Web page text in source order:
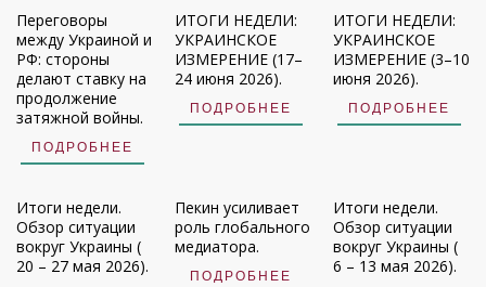
Переговоры
между Украиной и
РФ: стороны
делают ставку на
продолжение
затяжной войны.
ПОДРОБНЕЕ
ИТОГИ НЕДЕЛИ:
УКРАИНСКОЕ
ИЗМЕРЕНИЕ (17–
24 июня 2026).
ПОДРОБНЕЕ
ИТОГИ НЕДЕЛИ:
УКРАИНСКОЕ
ИЗМЕРЕНИЕ (3–10
июня 2026).
ПОДРОБНЕЕ
Итоги недели.
Обзор ситуации
вокруг Украины (
20 – 27 мая 2026).
Пекин усиливает
роль глобального
медиатора.
ПОДРОБНЕЕ
Итоги недели.
Обзор ситуации
вокруг Украины (
6 – 13 мая 2026).